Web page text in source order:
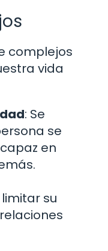
complejos
vida
: Se
se
en
su